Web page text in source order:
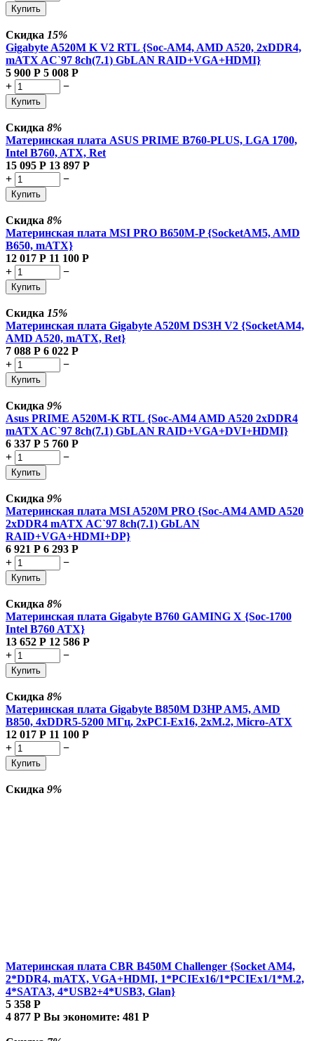
Купить
Скидка 15%
Gigabyte A520M K V2 RTL {Soc-AM4, AMD A520, 2xDDR4,
mATX AC`97 8ch(7.1) GbLAN RAID+VGA+HDMI}
5 900 Р 5 008 Р
+
−
Купить
Скидка 8%
Материнская плата ASUS PRIME B760-PLUS, LGA 1700,
Intel B760, ATX, Ret
15 095 Р 13 897 Р
+
−
Купить
Скидка 8%
Материнская плата MSI PRO B650M-P {SocketAM5, AMD
B650, mATX}
12 017 Р 11 100 Р
+
−
Купить
Скидка 15%
Материнская плата Gigabyte A520M DS3H V2 {SocketAM4,
AMD A520, mATX, Ret}
7 088 Р 6 022 Р
+
−
Купить
Скидка 9%
Asus PRIME A520M-K RTL {Soc-AM4 AMD A520 2xDDR4
mATX AC`97 8ch(7.1) GbLAN RAID+VGA+DVI+HDMI}
6 337 Р 5 760 Р
+
−
Купить
Скидка 9%
Материнская плата MSI A520M PRO {Soc-AM4 AMD A520
2xDDR4 mATX AC`97 8ch(7.1) GbLAN
RAID+VGA+HDMI+DP}
6 921 Р 6 293 Р
+
−
Купить
Скидка 8%
Материнская плата Gigabyte B760 GAMING X {Soc-1700
Intel B760 ATX}
13 652 Р 12 586 Р
+
−
Купить
Скидка 8%
Материнская плата Gigabyte B850M D3HP AM5, AMD
B850, 4xDDR5-5200 МГц, 2xPCI-Ex16, 2xM.2, Micro-ATX
12 017 Р 11 100 Р
+
−
Купить
Скидка 9%
Материнская плата CBR B450M Challenger {Socket AM4,
2*DDR4, mATX, VGA+HDMI, 1*PCIEx16/1*PCIEx1/1*M.2,
4*SATA3, 4*USB2+4*USB3, Glan}
5 358 Р
4 877 Р Вы экономите: 481 Р